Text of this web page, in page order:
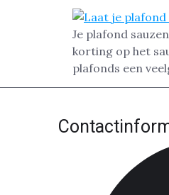
Je plafond
korting op het
plafonds een